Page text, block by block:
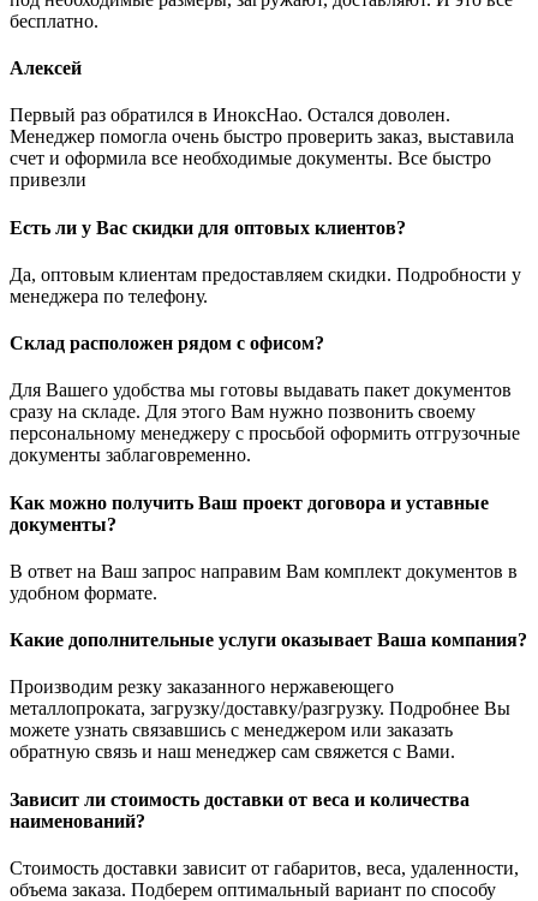
бесплатно.
Алексей
Первый раз обратился в ИноксНао. Остался доволен.
Менеджер помогла очень быстро проверить заказ, выставила
счет и оформила все необходимые документы. Все быстро
привезли
Есть ли у Вас скидки для оптовых клиентов?
Да, оптовым клиентам предоставляем скидки. Подробности у
менеджера по телефону.
Склад расположен рядом с офисом?
Для Вашего удобства мы готовы выдавать пакет документов
сразу на складе. Для этого Вам нужно позвонить своему
персональному менеджеру с просьбой оформить отгрузочные
документы заблаговременно.
Как можно получить Ваш проект договора и уставные
документы?
В ответ на Ваш запрос направим Вам комплект документов в
удобном формате.
Какие дополнительные услуги оказывает Ваша компания?
Производим резку заказанного нержавеющего
металлопроката, загрузку/доставку/разгрузку. Подробнее Вы
можете узнать связавшись с менеджером или заказать
обратную связь и наш менеджер сам свяжется с Вами.
Зависит ли стоимость доставки от веса и количества
наименований?
Стоимость доставки зависит от габаритов, веса, удаленности,
объема заказа. Подберем оптимальный вариант по способу